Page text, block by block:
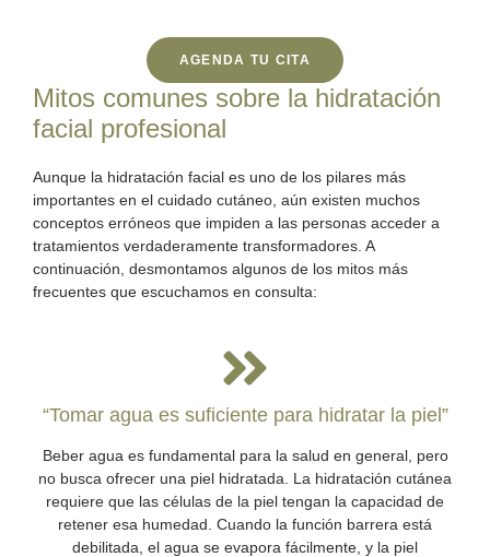
AGENDA TU CITA
Mitos comunes sobre la hidratación
facial profesional
Aunque la hidratación facial es uno de los pilares más
importantes en el cuidado cutáneo, aún existen muchos
conceptos erróneos que impiden a las personas acceder a
tratamientos verdaderamente transformadores. A
continuación, desmontamos algunos de los mitos más
frecuentes que escuchamos en consulta:
“Tomar agua es suficiente para hidratar la piel”
Beber agua es fundamental para la salud en general, pero
no busca ofrecer una piel hidratada. La hidratación cutánea
requiere que las células de la piel tengan la capacidad de
retener esa humedad. Cuando la función barrera está
debilitada, el agua se evapora fácilmente, y la piel